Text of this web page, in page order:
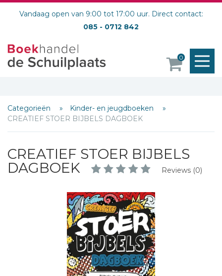
Vandaag open van 9:00 tot 17:00 uur. Direct contact:
085 - 0712 842
0
Categorieën
Kinder- en jeugdboeken
CREATIEF STOER BIJBELS DAGBOEK
CREATIEF STOER BIJBELS
DAGBOEK
Reviews (0)